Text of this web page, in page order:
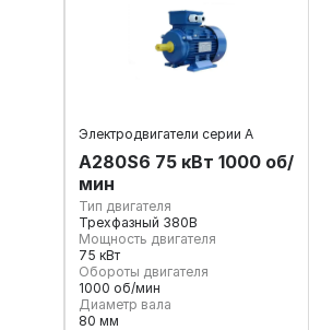
Электродвигатели серии А
А280S6 75 кВт 1000 об/
мин
Тип двигателя
Трехфазный 380В
Мощность двигателя
75 кВт
Обороты двигателя
1000 об/мин
Диаметр вала
80 мм